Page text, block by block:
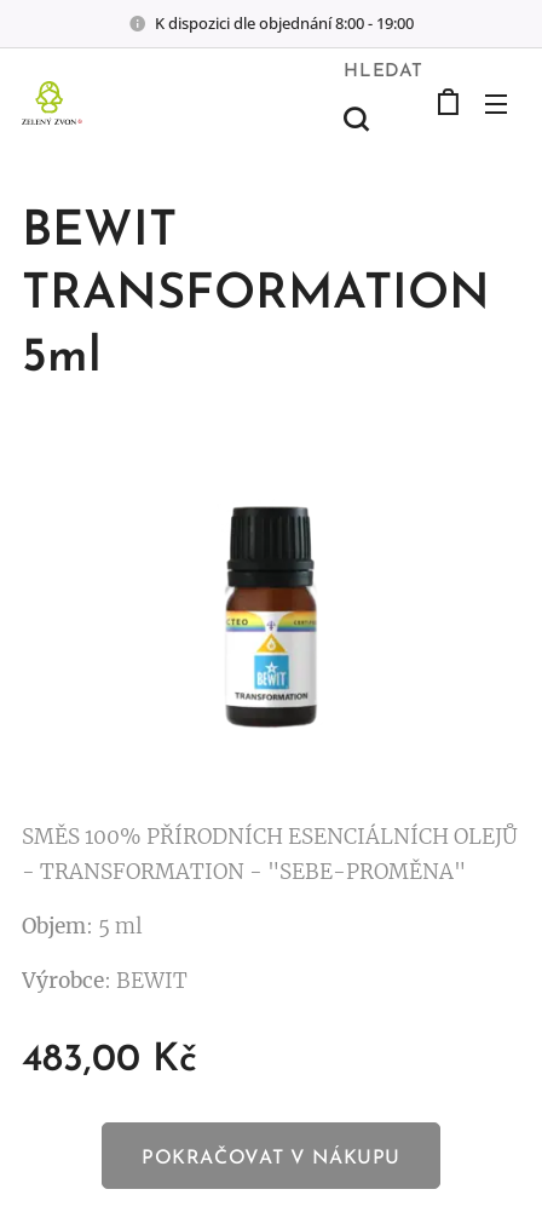
K dispozici dle objednání 8:00 - 19:00
HLEDAT
BEWIT
TRANSFORMATION
5ml
SMĚS 100% PŘÍRODNÍCH ESENCIÁLNÍCH OLEJŮ
- TRANSFORMATION - "SEBE-PROMĚNA"
Objem: 5 ml
Výrobce: BEWIT
483,00 Kč
POKRAČOVAT V NÁKUPU